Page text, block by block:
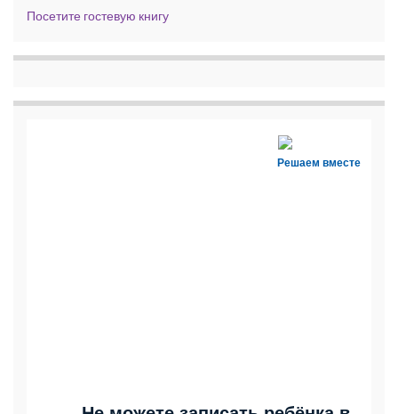
Посетите гостевую книгу
Решаем вместе